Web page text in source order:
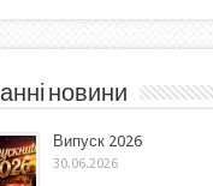
новини
Випуск 2026
30.06.2026